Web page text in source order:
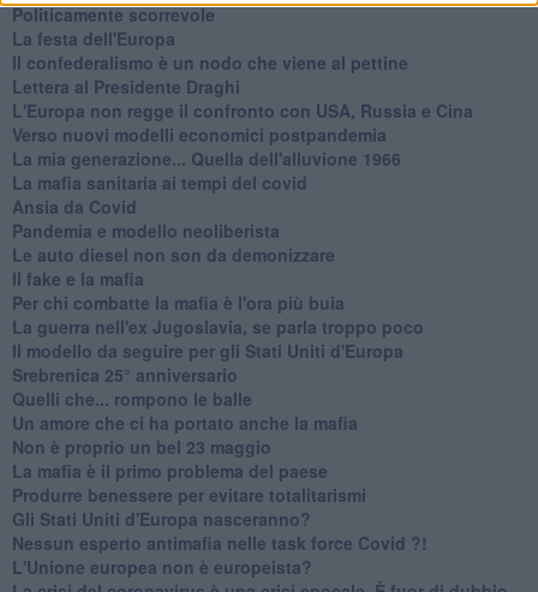
Politicamente scorrevole
La festa dell'Europa
Il confederalismo è un nodo che viene al pettine
Lettera al Presidente Draghi
L'Europa non regge il confronto con USA, Russia e Cina
Verso nuovi modelli economici postpandemia
​La mia generazione... Quella dell'alluvione 1966
​La mafia sanitaria ai tempi del covid
Ansia da Covid
Pandemia e modello neoliberista
Le auto diesel non son da demonizzare
​Il fake e la mafia
Per chi combatte la mafia è l'ora più buia
La guerra nell'ex Jugoslavia, se parla troppo poco
Il modello da seguire per gli Stati Uniti d'Europa
Srebrenica 25° anniversario
Quelli che... rompono le balle
Un amore che ci ha portato anche la mafia
Non è proprio un bel 23 maggio
La mafia è il primo problema del paese
Produrre benessere per evitare totalitarismi
Gli Stati Uniti d'Europa nasceranno?
Nessun esperto antimafia nelle task force Covid ?!
L'Unione europea non è europeista?